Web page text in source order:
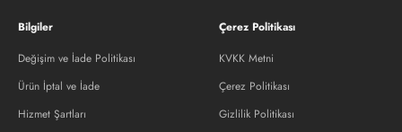
Bilgiler
Değişim ve İade Politikası
Ürün İptal ve İade
Hizmet Şartları
Çerez Politikası
KVKK Metni
Çerez Politikası
Gizlilik Politikası